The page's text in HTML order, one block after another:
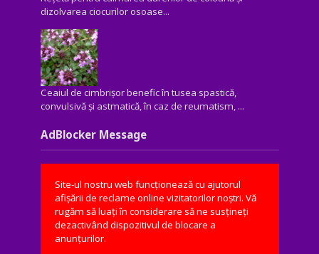
dizolvarea ciocurilor osoase...
Ceaiul de cimbrișor benefic în tusea spastică,
convulsivă şi astmatică, în caz de reumatism, ...
AdBlocker Message
Site-ul nostru web funcționează cu ajutorul
afișării de reclame online vizitatorilor noștri. Vă
rugăm să luați în considerare să ne susțineți
dezactivând dispozitivul de blocare a
anunțurilor.